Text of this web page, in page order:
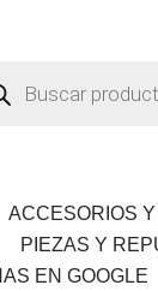
ACCESORIOS
PIEZAS Y
EN GOOGLE